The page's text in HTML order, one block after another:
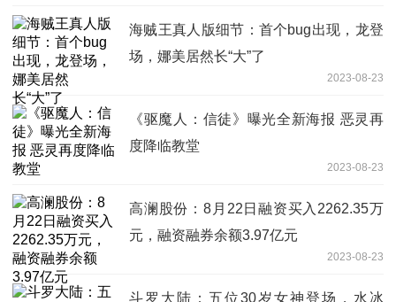
海贼王真人版细节：首个bug出现，龙登
场，娜美居然长“大”了
2023-08-23
《驱魔人：信徒》曝光全新海报 恶灵再
度降临教堂
2023-08-23
高澜股份：8月22日融资买入2262.35万
元，融资融券余额3.97亿元
2023-08-23
斗罗大陆：五位30岁女神登场，水冰